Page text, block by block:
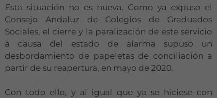
Esta situación no es nueva. Como ya expuso el
Consejo Andaluz de Colegios de Graduados
Sociales, el cierre y la paralización de este servicio
a causa del estado de alarma supuso un
desbordamiento de papeletas de conciliación a
partir de su reapertura, en mayo de 2020.
Con todo ello, y al igual que ya se hiciese con